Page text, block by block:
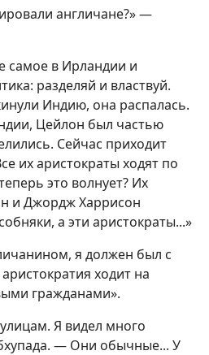
англичане?» —
самое в Ирландии и
разделяй и властвуй.
Индию, она распалась.
Цейлон был частью
Сейчас приходит
их аристократы ходят по
это волнует? Их
и Джордж Харрисон
а эти аристократы...»
я должен был с
ходит на
гражданами».
Я видел много
— Они обычные... У